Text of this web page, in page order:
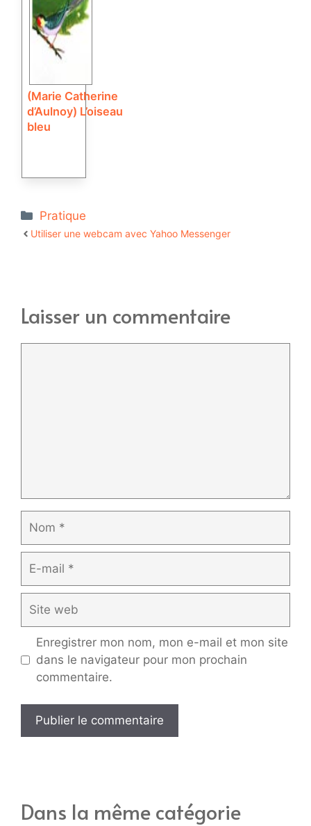
(Marie Catherine
d’Aulnoy) L’oiseau
bleu
Catégories
Pratique
Utiliser une webcam avec Yahoo Messenger
Laisser un commentaire
mail
web
Enregistrer mon nom, mon e-mail et mon site
dans le navigateur pour mon prochain
commentaire.
Dans la même catégorie